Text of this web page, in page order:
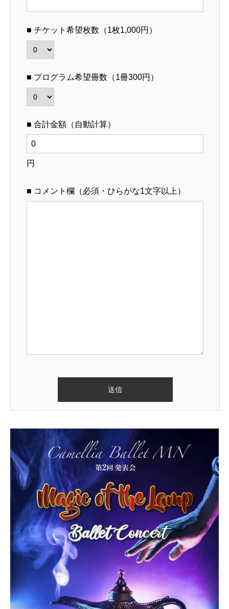
■ チケット希望枚数（1枚1,000円）
■ プログラム希望冊数（1冊300円）
■ 合計金額（自動計算）
円
■ コメント欄（必須・ひらがな1文字以上）